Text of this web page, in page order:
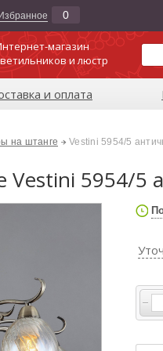
Избранноe 0
магазин
и люстр
и оплата
на штанге Vestini 5954/5
Vestini 5954/5